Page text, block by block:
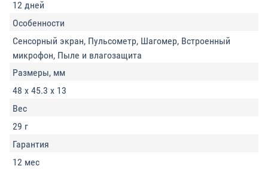
12 дней
Особенности
Сенсорный экран, Пульсометр, Шагомер, Встроенный
микрофон, Пыле и влагозащита
Размеры, мм
48 х 45.3 х 13
Вес
29 г
Гарантия
12 мес